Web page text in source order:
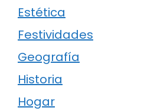
Estética
Festividades
Geografía
Historia
Hogar